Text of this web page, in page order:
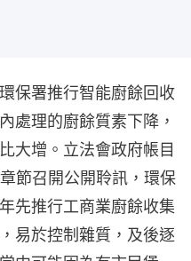
保署推行智能廚餘回收
處理的廚餘質素下降，
大增。立法會政府帳目
節召開公開聆訊，環保
先推行工商業廚餘收集
易於控制雜質，及後逐